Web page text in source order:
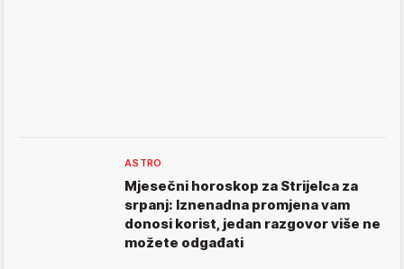
ASTRO
Mjesečni horoskop za Strijelca za
srpanj: Iznenadna promjena vam
donosi korist, jedan razgovor više ne
možete odgađati